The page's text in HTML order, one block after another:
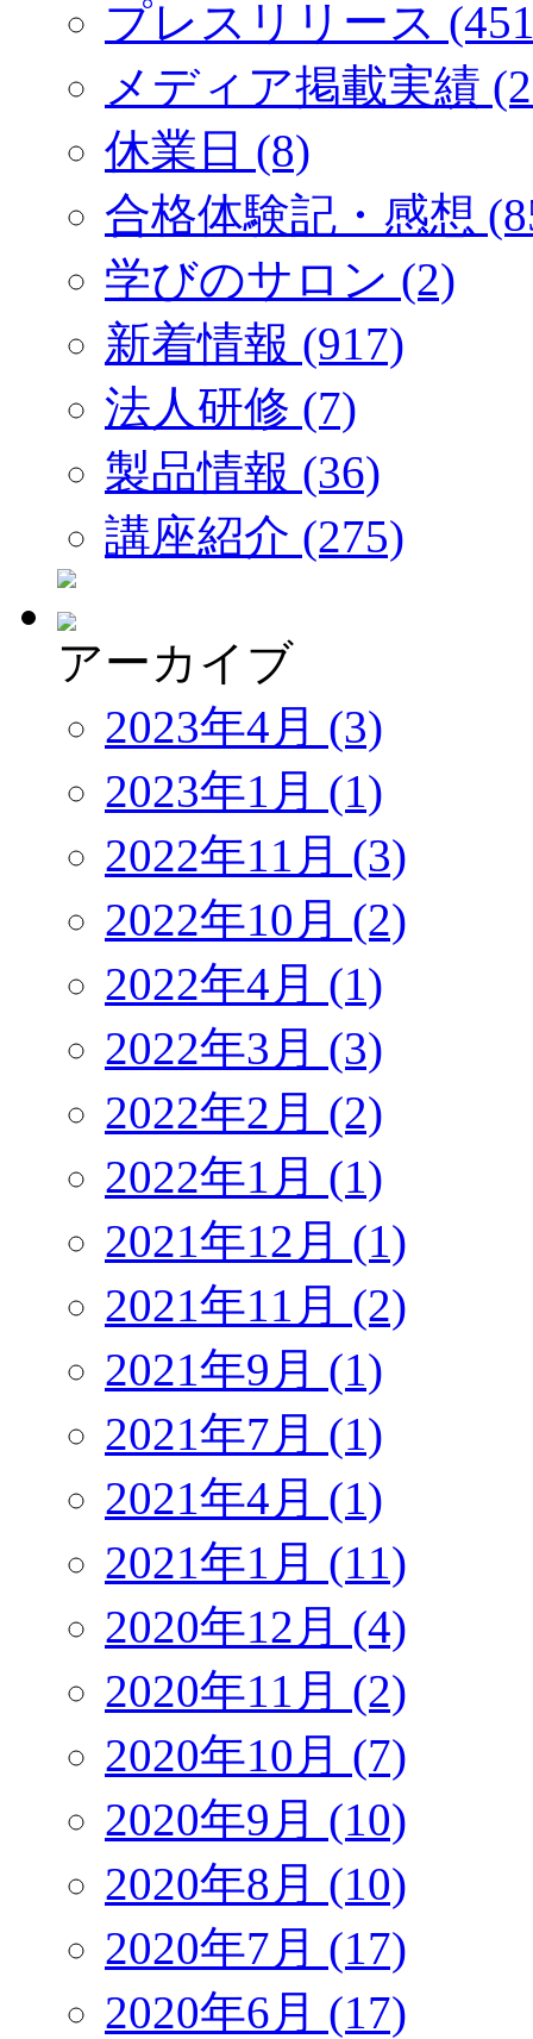
プレスリリース
メディア掲載実績
休業日 (8)
合格体験記・感想
学びのサロン (2)
新着情報 (917)
法人研修 (7)
製品情報 (36)
講座紹介 (275)
アーカイブ
2023年4月 (3)
2023年1月 (1)
2022年11月 (3)
2022年10月 (2)
2022年4月 (1)
2022年3月 (3)
2022年2月 (2)
2022年1月 (1)
2021年12月 (1)
2021年11月 (2)
2021年9月 (1)
2021年7月 (1)
2021年4月 (1)
2021年1月 (11)
2020年12月 (4)
2020年11月 (2)
2020年10月 (7)
2020年9月 (10)
2020年8月 (10)
2020年7月 (17)
2020年6月 (17)